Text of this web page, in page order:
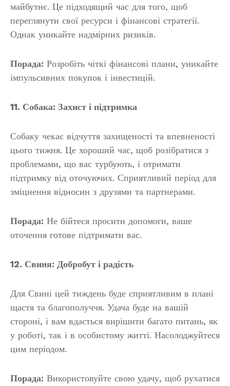
майбутнє. Це підходящий час для того, щоб
переглянути свої ресурси і фінансові стратегії.
Однак уникайте надмірних ризиків.
Порада: Розробіть чіткі фінансові плани, уникайте
імпульсивних покупок і інвестицій.
11. Собака: Захист і підтримка
Собаку чекає відчуття захищеності та впевненості
цього тижня. Це хороший час, щоб розібратися з
проблемами, що вас турбують, і отримати
підтримку від оточуючих. Сприятливий період для
зміцнення відносин з друзями та партнерами.
Порада: Не бійтеся просити допомоги, ваше
оточення готове підтримати вас.
12. Свиня: Добробут і радість
Для Свині цей тиждень буде сприятливим в плані
щастя та благополуччя. Удача буде на вашій
стороні, і вам вдасться вирішити багато питань, як
у роботі, так і в особистому житті. Насолоджуйтеся
цим періодом.
Порада: Використовуйте свою удачу, щоб рухатися